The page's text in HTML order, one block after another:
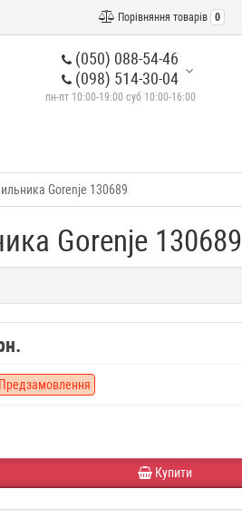
Порівняння товарів 0
(050) 088-54-46
(098) 514-30-04
пн-пт 10:00-19:00 суб 10:00-16:00
Gorenje 130689
Gorenje 130689
Предзамовлення
Купити